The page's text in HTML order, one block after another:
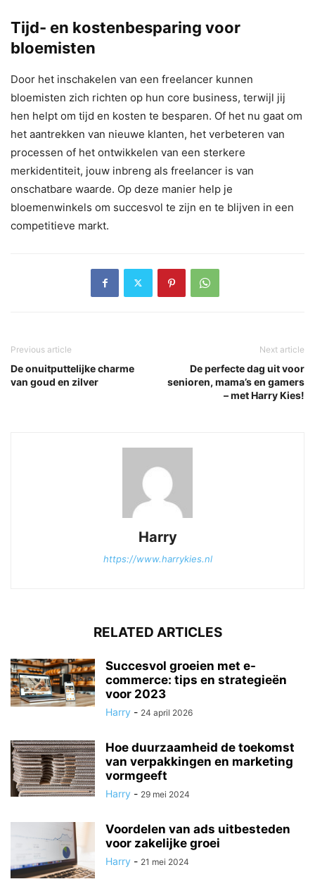
Tijd- en kostenbesparing voor
bloemisten
Door het inschakelen van een freelancer kunnen
bloemisten zich richten op hun core business, terwijl jij
hen helpt om tijd en kosten te besparen. Of het nu gaat om
het aantrekken van nieuwe klanten, het verbeteren van
processen of het ontwikkelen van een sterkere
merkidentiteit, jouw inbreng als freelancer is van
onschatbare waarde. Op deze manier help je
bloemenwinkels om succesvol te zijn en te blijven in een
competitieve markt.
Previous article
De onuitputtelijke charme
van goud en zilver
Next article
De perfecte dag uit voor
senioren, mama’s en gamers
– met Harry Kies!
Harry
https://www.harrykies.nl
RELATED ARTICLES
Succesvol groeien met e-
commerce: tips en strategieën
voor 2023
Harry - 24 april 2026
Hoe duurzaamheid de toekomst
van verpakkingen en marketing
vormgeeft
Harry - 29 mei 2024
Voordelen van ads uitbesteden
voor zakelijke groei
Harry - 21 mei 2024